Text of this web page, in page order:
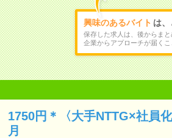
興味のあるバイト は
保存した求人は、後からまと
企業からアプローチが届くこ
1750円＊〈大手NTTG×社員
月